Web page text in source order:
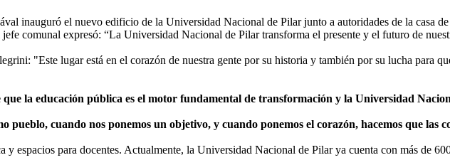
inauguró el nuevo edificio de la Universidad Nacional de Pilar junto a autoridades de la casa de
comunal expresó: “La Universidad Nacional de Pilar transforma el presente y el futuro de
"Este lugar está en el corazón de nuestra gente por su historia y también por su lucha para
la educación pública es el motor fundamental de transformación y la Universidad
pueblo, cuando nos ponemos un objetivo, y cuando ponemos el corazón, hacemos que las
espacios para docentes. Actualmente, la Universidad Nacional de Pilar ya cuenta con más de